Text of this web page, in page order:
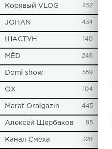
Корявый VLOG 452
JOHAN 434
ШАСТУН 140
МЁD 246
Domi show 559
ОХ 104
Marat Oralgazin 445
Алексей Щербаков 95
Канал Смеха 328